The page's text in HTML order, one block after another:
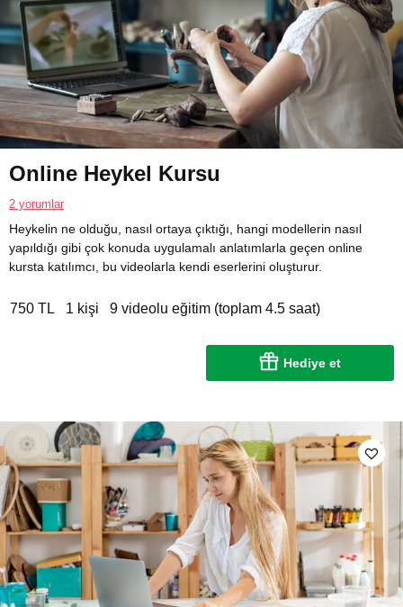
Online Heykel Kursu
2 yorumlar
Heykelin ne olduğu, nasıl ortaya çıktığı, hangi modellerin nasıl
yapıldığı gibi çok konuda uygulamalı anlatımlarla geçen online
kursta katılımcı, bu videolarla kendi eserlerini oluşturur.
750 TL 1 kişi 9 videolu eğitim (toplam 4.5 saat)
Hediye et